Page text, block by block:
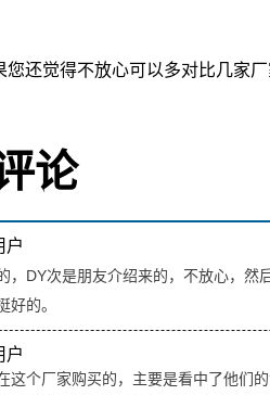
觉得不放心可以多对比几家厂
论
户
，DY次是朋友介绍来的，不放心，
好的。
户
这个厂家购买的，主要是看中了他们